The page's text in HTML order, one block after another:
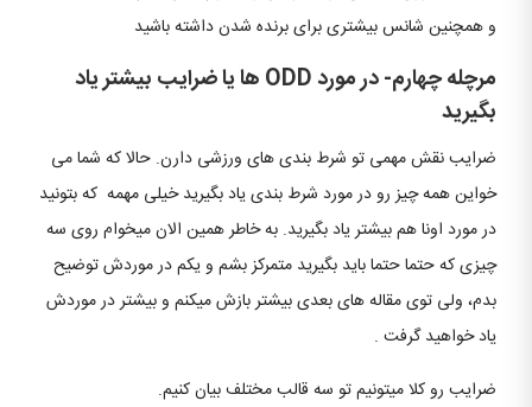
و همچنین شانس بیشتری برای برنده شدن داشته باشید
مرچله چهارم- در مورد ODD ها یا ضرایب بیشتر یاد
بگیرید
ضرایب نقش مهمی تو شرط بندی های ورزشی دارن. حالا که شما می
خواین همه چیز رو در مورد شرط بندی یاد بگیرید خیلی مهمه که بتونید
در مورد اونا هم بیشتر یاد بگیرید. به خاطر همین الان میخوام روی سه
چیزی که حتما حتما باید بگیرید متمرکز بشم و یکم در موردش توضیح
بدم، ولی توی مقاله های بعدی بیشتر بازش میکنم و بیشتر در موردش
یاد خواهید گرفت .
ضرایب رو کلا میتونیم تو سه قالب مختلف بیان کنیم.